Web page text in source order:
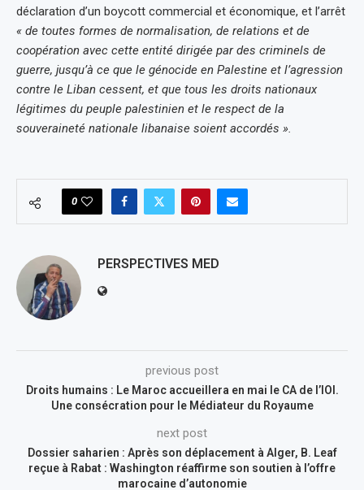
déclaration d’un boycott commercial et économique, et l’arrêt
« de toutes formes de normalisation, de relations et de
coopération avec cette entité dirigée par des criminels de
guerre, jusqu’à ce que le génocide en Palestine et l’agression
contre le Liban cessent, et que tous les droits nationaux
légitimes du peuple palestinien et le respect de la
souveraineté nationale libanaise soient accordés ».
0
PERSPECTIVES MED
previous post
Droits humains : Le Maroc accueillera en mai le CA de l’IOI.
Une consécration pour le Médiateur du Royaume
next post
Dossier saharien : Après son déplacement à Alger, B. Leaf
reçue à Rabat : Washington réaffirme son soutien à l’offre
marocaine d’autonomie